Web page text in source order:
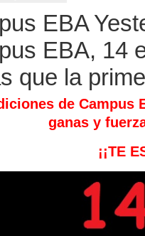
EBA
EBA, 14
que la
de Campus
ganas y
¡¡TE